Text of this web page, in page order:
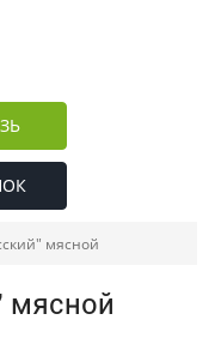
мясной
мясной